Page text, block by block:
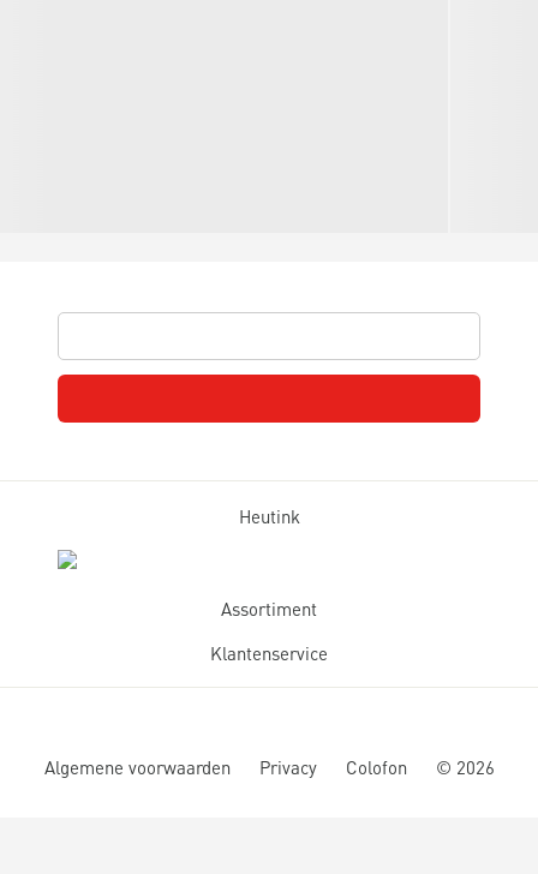
Heutink
Assortiment
Klantenservice
Algemene voorwaarden Privacy Colofon © 2026